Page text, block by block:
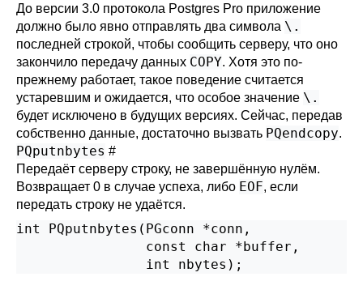
До версии 3.0 протокола Postgres Pro приложение
должно было явно отправлять два символа \.
последней строкой, чтобы сообщить серверу, что оно
закончило передачу данных COPY. Хотя это по-
прежнему работает, такое поведение считается
устаревшим и ожидается, что особое значение \.
будет исключено в будущих версиях. Сейчас, передав
собственно данные, достаточно вызвать PQendcopy.
PQputnbytes #
Передаёт серверу строку, не завершённую нулём.
Возвращает 0 в случае успеха, либо EOF, если
передать строку не удаётся.
int PQputnbytes(PGconn *conn,
                const char *buffer,